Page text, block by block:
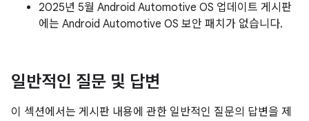
2025년 5월 Android Automotive OS 업데이트 게시판
에는 Android Automotive OS 보안 패치가 없습니다.
일반적인 질문 및 답변
이 섹션에서는 게시판 내용에 관한 일반적인 질문의 답변을 제